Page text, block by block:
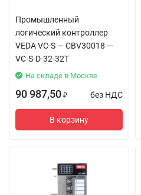
Промышленный
логический контроллер
VEDA VC-S — CBV30018 —
VC-S-D-32-32T
На складе в Москве
90 987,50 ₽ без НДС
В корзину